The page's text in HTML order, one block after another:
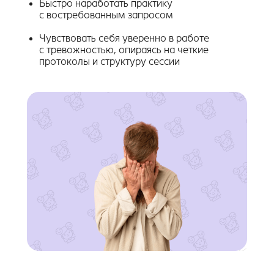
Быстро наработать практику
с востребованным запросом
Чувствовать себя уверенно в работе
с тревожностью, опираясь на четкие
протоколы и структуру сессии